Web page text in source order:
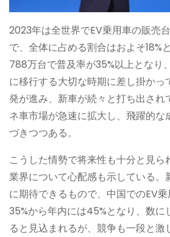
2023年は全世界でEV乗用車の販売
で、全体に占める割合はおよそ18%
788万台で普及率が35%以上となり
に移行する大切な時期に差し掛かっ
発が進み、新車が続々と打ち出され
ネ車市場が急速に拡大し、飛躍的な
づきつつある。
こうした情勢で将来性も十分と見ら
業界について心配感も示している。
に期待できるもので、中国でのEV
35%から年内には45%となり、数に
ると見込まれるが、競争も一段と激